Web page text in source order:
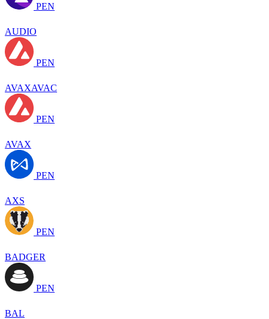
PEN
AUDIO
PEN
AVAXAVAC
PEN
AVAX
PEN
AXS
PEN
BADGER
PEN
BAL